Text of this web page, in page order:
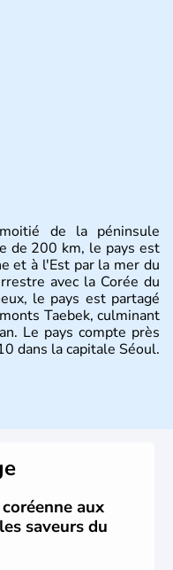
de la péninsule
de 200 km, le pays est
et à l'Est par la mer du
avec la Corée du
le pays est partagé
Taebek, culminant
Le pays compte près
dans la capitale Séoul.
en sont les deux
sa culture avec la
s’y sont déroulés en
Monde de football en
aux
saveurs du